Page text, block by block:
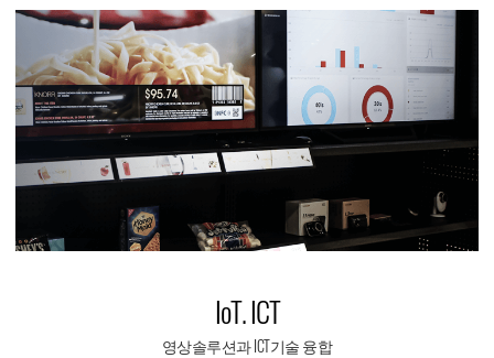
IoT. ICT
영상솔루션과 ICT기술 융합